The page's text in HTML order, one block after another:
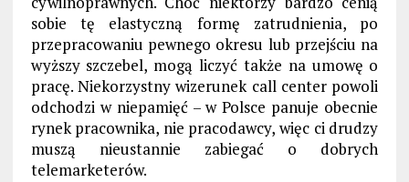
sobie tę elastyczną formę zatrudnienia, po
przepracowaniu pewnego okresu lub przejściu na
wyższy szczebel, mogą liczyć także na umowę o
pracę. Niekorzystny wizerunek call center powoli
odchodzi w niepamięć – w Polsce panuje obecnie
rynek pracownika, nie pracodawcy, więc ci drudzy
muszą nieustannie zabiegać o dobrych
telemarketerów.